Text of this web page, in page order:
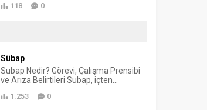
118 0
Sübap
Subap Nedir? Görevi, Çalışma Prensibi
ve Arıza Belirtileri Subap, içten...
1.253 0